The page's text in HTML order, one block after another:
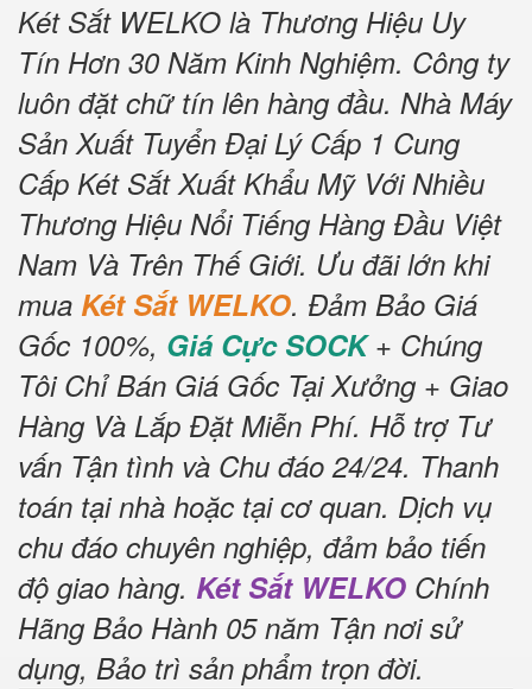
Két Sắt WELKO là Thương Hiệu Uy
Tín Hơn 30 Năm Kinh Nghiệm. Công ty
luôn đặt chữ tín lên hàng đầu. Nhà Máy
Sản Xuất Tuyển Đại Lý Cấp 1 Cung
Cấp Két Sắt Xuất Khẩu Mỹ Với Nhiều
Thương Hiệu Nổi Tiếng Hàng Đầu Việt
Nam Và Trên Thế Giới. Ưu đãi lớn khi
mua Két Sắt WELKO. Đảm Bảo Giá
Gốc 100%, Giá Cực SOCK+ Chúng
Tôi Chỉ Bán Giá Gốc Tại Xưởng + Giao
Hàng Và Lắp Đặt Miễn Phí. Hỗ trợ Tư
vấn Tận tình và Chu đáo 24/24. Thanh
toán tại nhà hoặc tại cơ quan. Dịch vụ
chu đáo chuyên nghiệp, đảm bảo tiến
độ giao hàng. Két Sắt WELKO Chính
Hãng Bảo Hành 05 năm Tận nơi sử
dụng, Bảo trì sản phẩm trọn đời.